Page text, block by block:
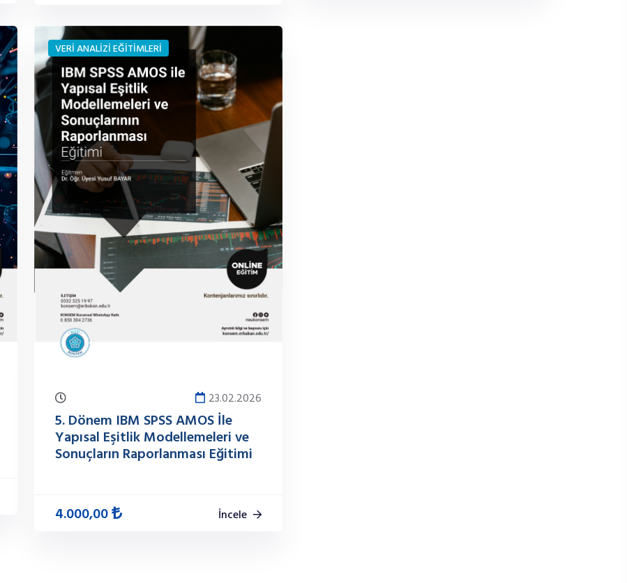
VERİ ANALİZİ EĞİTİMLERİ
23.02.2026
5. Dönem IBM SPSS AMOS İle
Yapısal Eşitlik Modellemeleri ve
Sonuçların Raporlanması Eğitimi
4.000,00 İncele